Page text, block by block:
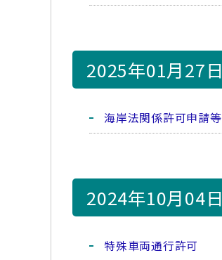
2025年01月27日
海岸法関係許可申請等
2024年10月04日
特殊車両通行許可